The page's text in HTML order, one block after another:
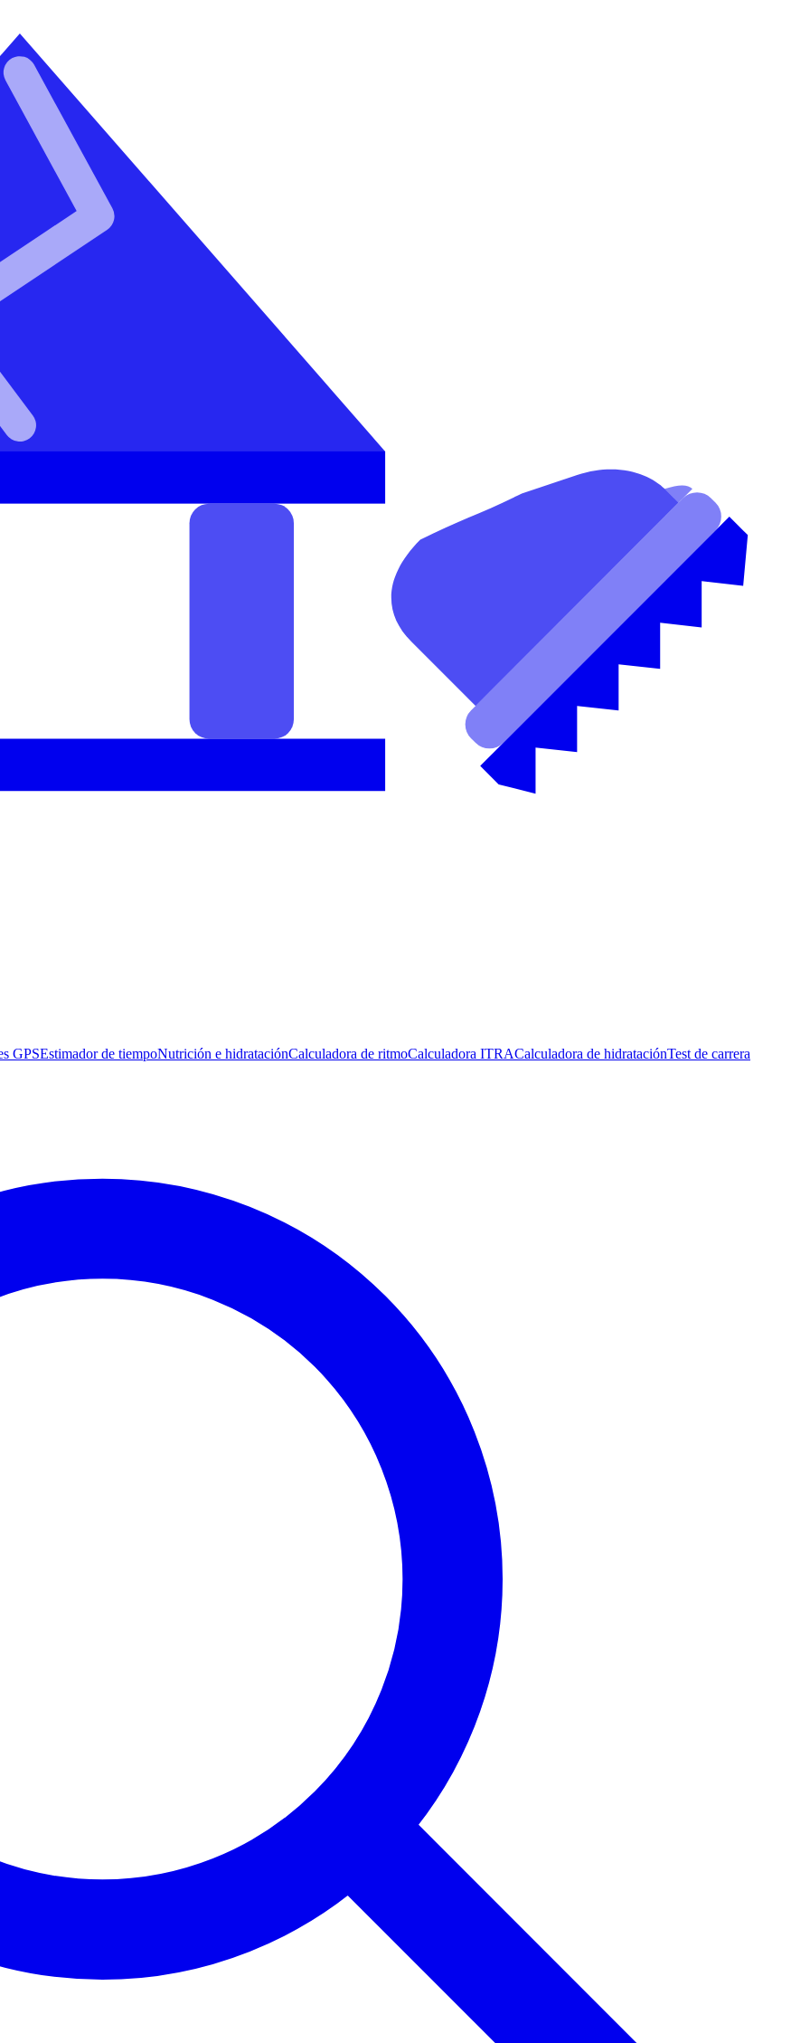
GPSEstimador de tiempoNutrición e hidrataciónCalculadora de ritmoCalculadora ITRACalculadora de hidrataciónTest de carrera